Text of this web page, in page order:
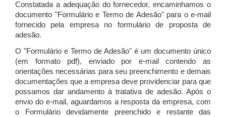
Constatada a adequação do fornecedor, encaminhamos o
documento "Formulário e Termo de Adesão" para o e-mail
fornecido pela empresa no formulário de proposta de
adesão.
O "Formulário e Termo de Adesão" é um documento único
(em formato pdf), enviado por e-mail contendo as
orientações necessárias para seu preenchimento e demais
documentações que a empresa deve providenciar para que
possamos dar andamento à tratativa de adesão. Após o
envio do e-mail, aguardamos a resposta da empresa, com
o Formulário devidamente preenchido e restante das